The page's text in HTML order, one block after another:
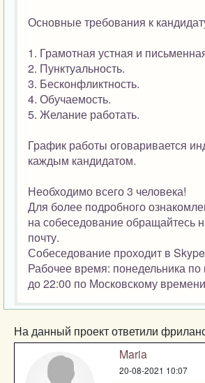
Основные требования к
1. Грамотная устная и
2. Пунктуальность.
3. Бесконфликтность.
4. Обучаемость.
5. Желание работать.
График работы оговаривается
каждым кандидатом.
Необходимо всего 3 человека!
Для более подробного
на собеседование обращайтесь
почту.
Собеседование проходит в
Рабочее время: понедельника по
до 22:00 по Московскому
На данный проект ответили
Maria
20-08-2021 10:07